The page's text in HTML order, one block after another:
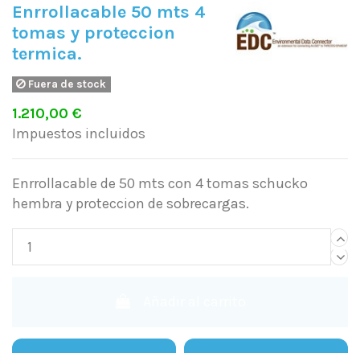
Enrrollacable 50 mts 4
tomas y proteccion
termica.
Fuera de stock
1.210,00 €
Impuestos incluidos
Enrrollacable de 50 mts con 4 tomas schucko
hembra y proteccion de sobrecargas.